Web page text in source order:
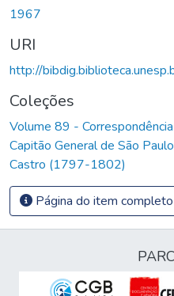
1967
URI
http://
Coleções
Volume 89 -
Capitão General de São
Castro (1797-1802)
Página do item completo